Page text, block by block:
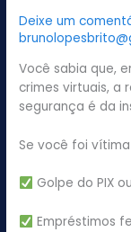
Deixe um
Você sabia que,
crimes virtuais, a
segurança é da
Se você foi
Golpe do PIX
Empréstimos